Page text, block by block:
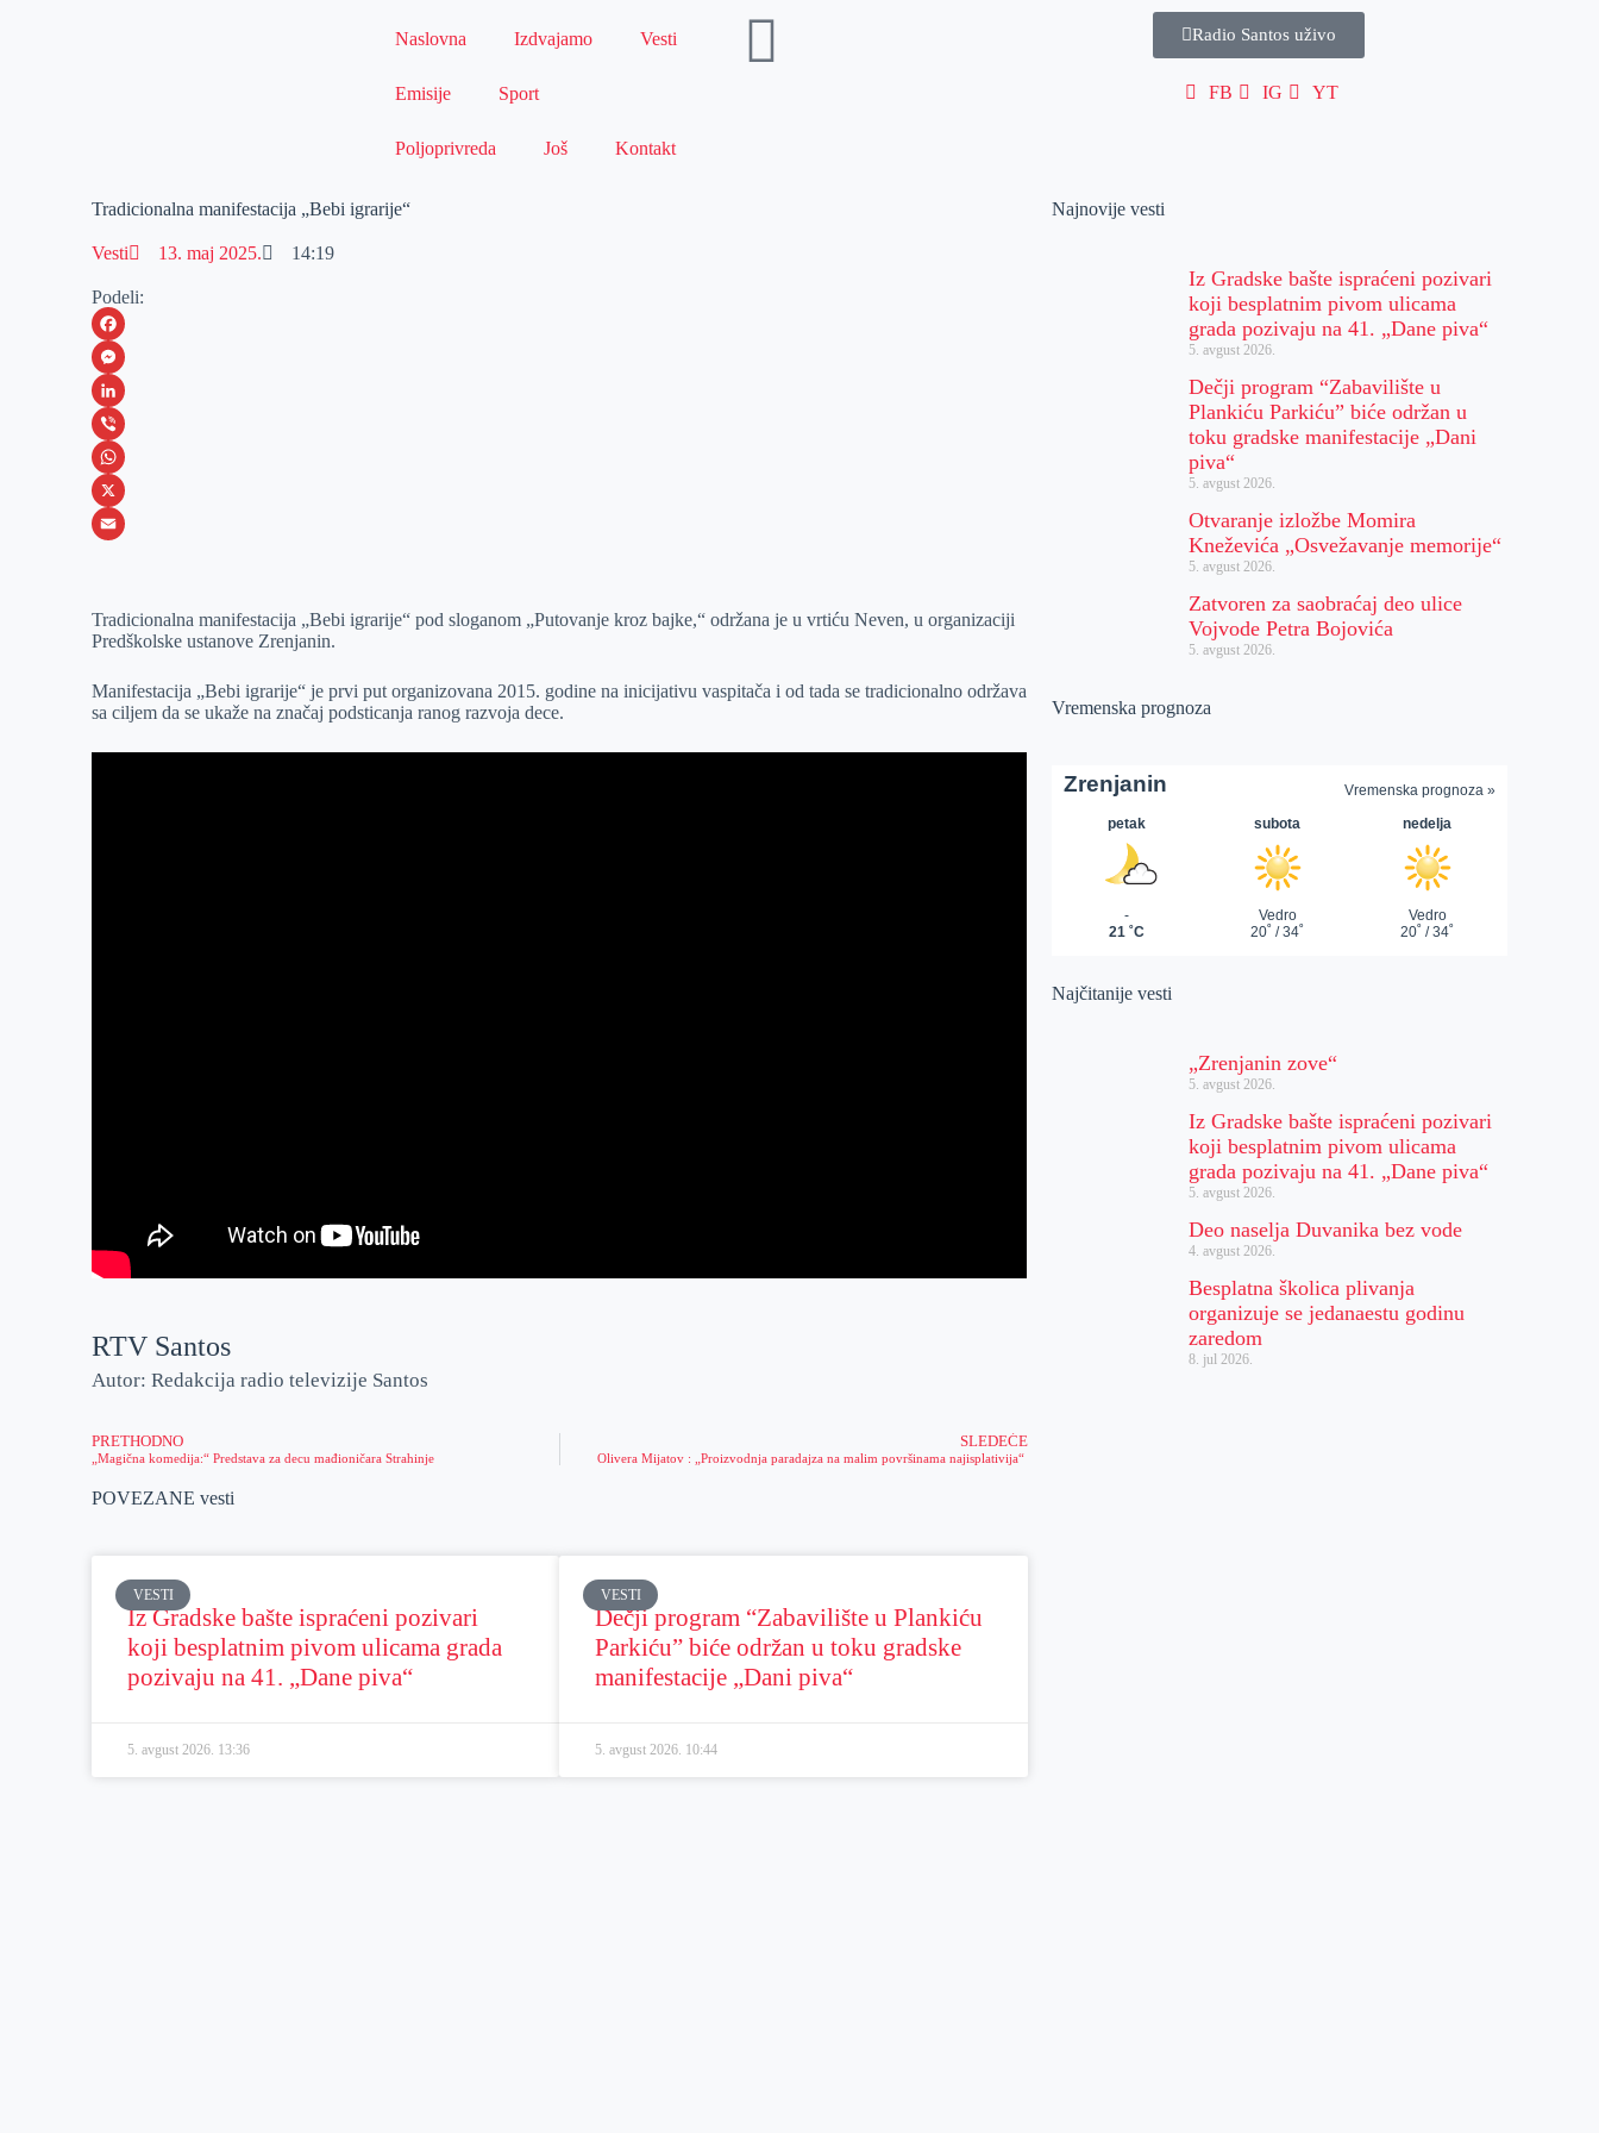
Naslovna Izdvajamo Vesti
Emisije Sport
Poljoprivreda Još Kontakt
Radio Santos uživo
FB IG YT
Tradicionalna manifestacija „Bebi igrarije“
Vesti 13. maj 2025. 14:19
Podeli:
F
a
c
e
b
o
M
e
s
s
e
e
L
i
n
k
I
V
i
b
W
h
s
p
p
X
a
l
Tradicionalna manifestacija „Bebi igrarije“ pod sloganom „Putovanje kroz bajke,“ održana je u vrtiću Neven, u organizaciji
Predškolske ustanove Zrenjanin.
Manifestacija „Bebi igrarije“ je prvi put organizovana 2015. godine na inicijativu vaspitača i od tada se tradicionalno održava
sa ciljem da se ukaže na značaj podsticanja ranog razvoja dece.
RTV Santos
Autor: Redakcija radio televizije Santos
PRETHODNO
„Magična komedija:“ Predstava za decu mađioničara Strahinje
SLEDEĆE
Olivera Mijatov : „Proizvodnja paradajza na malim površinama najisplativija“
POVEZANE vesti
VESTI
Iz Gradske bašte ispraćeni pozivari
koji besplatnim pivom ulicama grada
pozivaju na 41. „Dane piva“
5. avgust 2026. 13:36
VESTI
Dečji program “Zabavilište u Plankiću
Parkiću” biće održan u toku gradske
manifestacije „Dani piva“
5. avgust 2026. 10:44
Najnovije vesti
Iz Gradske bašte ispraćeni pozivari
koji besplatnim pivom ulicama
grada pozivaju na 41. „Dane piva“
5. avgust 2026.
Dečji program “Zabavilište u
Plankiću Parkiću” biće održan u
toku gradske manifestacije „Dani
piva“
5. avgust 2026.
Otvaranje izložbe Momira
Kneževića „Osvežavanje memorije“
5. avgust 2026.
Zatvoren za saobraćaj deo ulice
Vojvode Petra Bojovića
5. avgust 2026.
Vremenska prognoza
Najčitanije vesti
„Zrenjanin zove“
5. avgust 2026.
Iz Gradske bašte ispraćeni pozivari
koji besplatnim pivom ulicama
grada pozivaju na 41. „Dane piva“
5. avgust 2026.
Deo naselja Duvanika bez vode
4. avgust 2026.
Besplatna školica plivanja
organizuje se jedanaestu godinu
zaredom
8. jul 2026.